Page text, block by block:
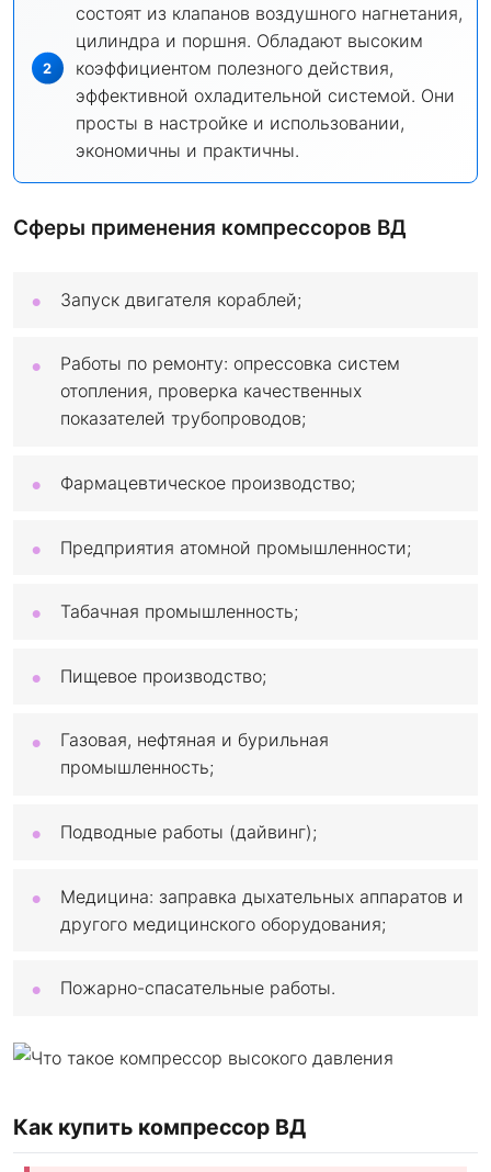
состоят из клапанов воздушного нагнетания,
цилиндра и поршня. Обладают высоким
коэффициентом полезного действия,
эффективной охладительной системой. Они
просты в настройке и использовании,
экономичны и практичны.
Сферы применения компрессоров ВД
Запуск двигателя кораблей;
Работы по ремонту: опрессовка систем
отопления, проверка качественных
показателей трубопроводов;
Фармацевтическое производство;
Предприятия атомной промышленности;
Табачная промышленность;
Пищевое производство;
Газовая, нефтяная и бурильная
промышленность;
Подводные работы (дайвинг);
Медицина: заправка дыхательных аппаратов и
другого медицинского оборудования;
Пожарно-спасательные работы.
Как купить компрессор ВД